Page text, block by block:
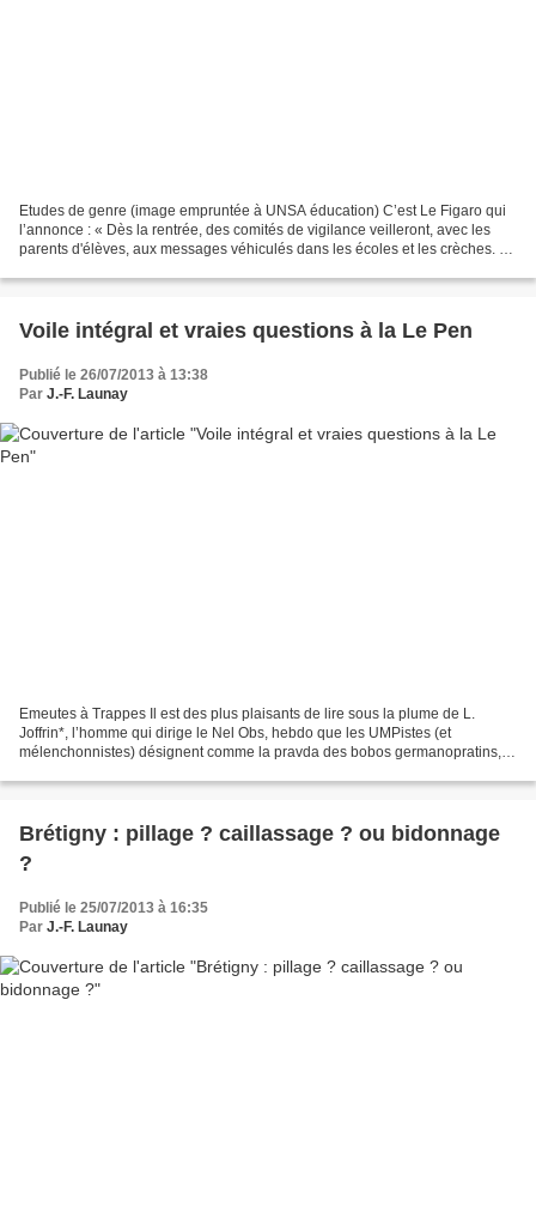
Etudes de genre (image empruntée à UNSA éducation) C’est Le Figaro qui
l’annonce : « Dès la rentrée, des comités de vigilance veilleront, avec les
parents d'élèves, aux messages véhiculés dans les écoles et les crèches. »
Voile intégral et vraies questions à la Le Pen
Publié le 26/07/2013 à 13:38
Par J.-F. Launay
Emeutes à Trappes Il est des plus plaisants de lire sous la plume de L.
Joffrin*, l’homme qui dirige le Nel Obs, hebdo que les UMPistes (et
mélenchonnistes) désignent comme la pravda des bobos germanopratins,
Brétigny : pillage ? caillassage ? ou bidonnage
?
Publié le 25/07/2013 à 16:35
Par J.-F. Launay